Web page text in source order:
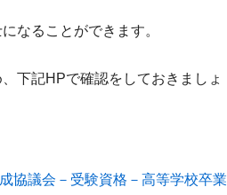
なることができます。
下記HPで確認をしておきましょ
協議会－受験資格－高等学校卒業